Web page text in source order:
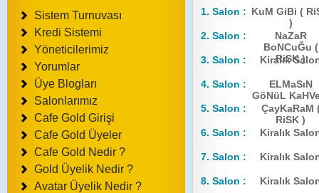
Sistem Turnuvası
Kredi Sistemi
Yöneticilerimiz
Yorumlar
Üye Blogları
Salonlarımız
Cafe Gold Girişi
Cafe Gold Üyeler
Cafe Gold Nedir ?
Gold Üyelik Nedir ?
Avatar Üyelik Nedir ?
1. Salon : KuM GiBi (
)
2. Salon :
NaZaR
BoNCuĞu (
RiSK )
3. Salon : Kiralık
4. Salon :
ELMaSıN
GöNüL
5. Salon :
ÇayKaRaM
RiSK )
6. Salon :
Kiralık
7. Salon : Kiralık
8. Salon : Kiralık